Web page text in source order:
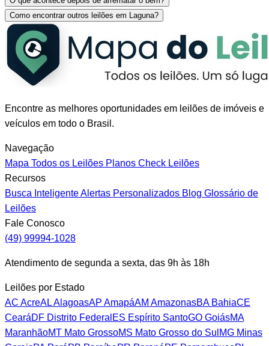
Como encontrar outros leilões em Laguna?
Encontre as melhores oportunidades em leilões de imóveis e
veículos em todo o Brasil.
Navegação
Mapa Todos os Leilões Planos Check Leilões
Recursos
Busca InteligenteAlertas Personalizados Blog Glossário de
Leilões
Fale Conosco
(49) 99994-1028
Atendimento de segunda a sexta, das 9h às 18h
Leilões por Estado
AC AcreALAlagoasAP AmapáAM AmazonasBABahiaCE
CearáDF Distrito Federal ES Espírito SantoGO GoiásMA
MaranhãoMT Mato GrossoMS Mato Grosso do Sul MG Minas